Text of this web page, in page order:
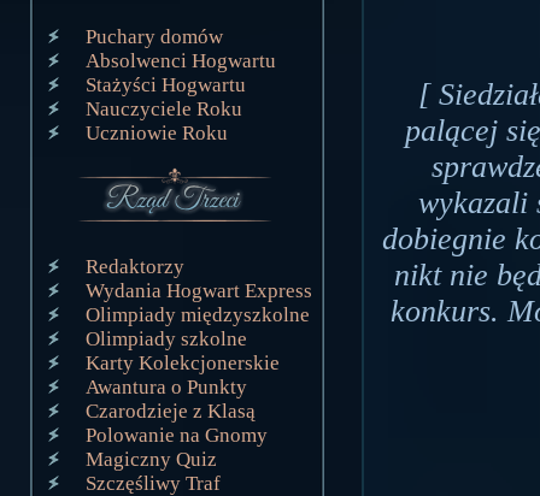
Puchary domów
Absolwenci Hogwartu
Stażyści Hogwartu
Nauczyciele Roku
Uczniowie Roku
Redaktorzy
Wydania Hogwart Express
Olimpiady międzyszkolne
Olimpiady szkolne
Karty Kolekcjonerskie
Awantura o Punkty
Czarodzieje z Klasą
Polowanie na Gnomy
Magiczny Quiz
Szczęśliwy Traf
[
palącej
wykazali
dobiegnie
nikt nie
konkurs.